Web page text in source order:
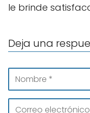
le brinde
Deja una